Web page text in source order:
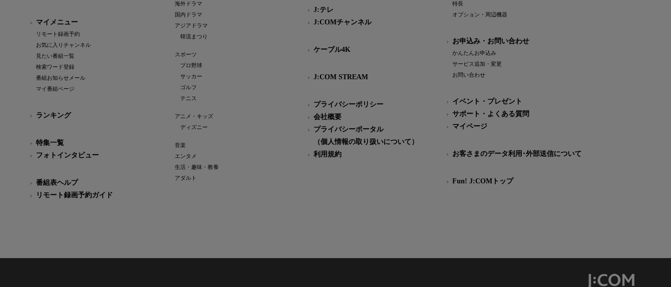
マイメニュー
リモート録画予約
お気に入りチャンネル
見たい番組一覧
検索ワード登録
番組お知らせメール
マイ番組ページ
ランキング
特集一覧
フォトインタビュー
番組表ヘルプ
リモート録画予約ガイド
海外ドラマ
国内ドラマ
アジアドラマ
韓流まつり
スポーツ
プロ野球
サッカー
ゴルフ
テニス
アニメ・キッズ
ディズニー
音楽
エンタメ
生活・趣味・教養
アダルト
J:テレ
J:COMチャンネル
ケーブル4K
J:COM STREAM
プライバシーポリシー
会社概要
プライバシーポータル
（個人情報の取り扱いについて）
利用規約
特長
オプション・周辺機器
お申込み・お問い合わせ
かんたんお申込み
サービス追加・変更
お問い合わせ
イベント・プレゼント
サポート・よくある質問
マイページ
お客さまのデータ利用･外部送信について
Fun! J:COMトップ